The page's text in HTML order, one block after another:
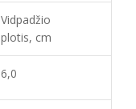
Vidpadžio
plotis, cm
6,0